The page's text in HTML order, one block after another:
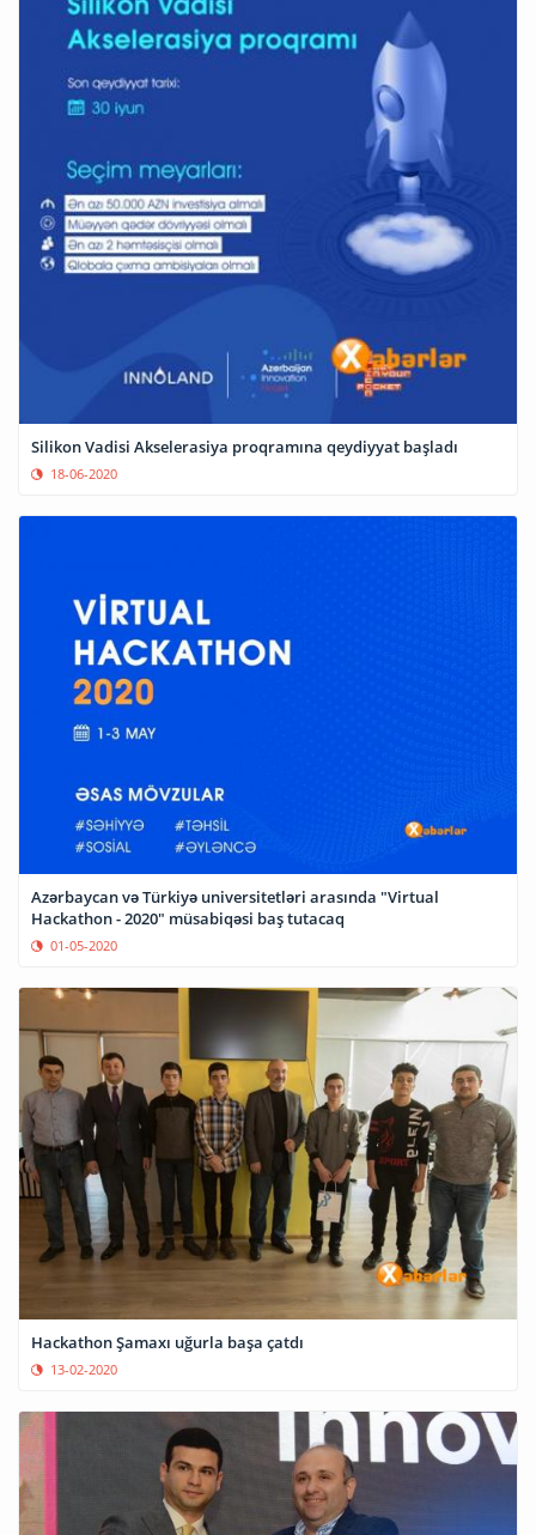
Silikon Vadisi Akselerasiya proqramına qeydiyyat başladı
18-06-2020
Azərbaycan və Türkiyə universitetləri arasında "Virtual
Hackathon - 2020" müsabiqəsi baş tutacaq
01-05-2020
Hackathon Şamaxı uğurla başa çatdı
13-02-2020